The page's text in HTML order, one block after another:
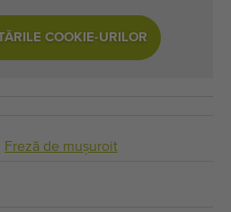
COOKIE-URILOR
Freză de muşuroit